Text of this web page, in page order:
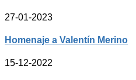
27-01-2023
Homenaje a Valentín Merino
15-12-2022